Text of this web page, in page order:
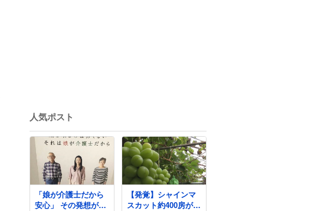
人気ポスト
「娘が介護士だから
安心」 その発想が怖
【発覚】シャインマ
スカット約400房が果